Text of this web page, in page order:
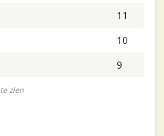
11
10
9